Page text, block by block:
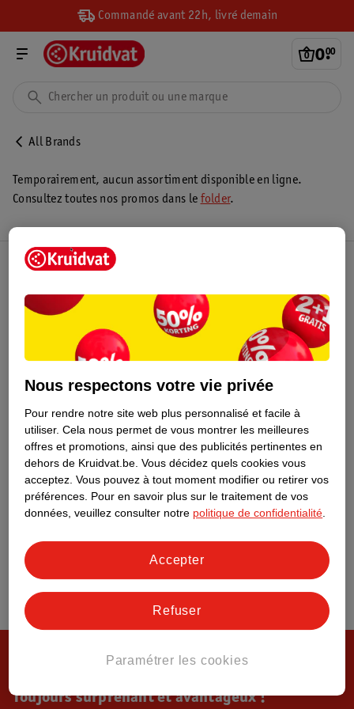
Commandé avant 22h, livré demain
0.
00
All Brands
Temporairement, aucun assortiment disponible en ligne.
Consultez toutes nos promos dans le folder.
Toujours surprenant et avantageux !
Nous respectons votre vie privée
Pour rendre notre site web plus personnalisé et facile à
utiliser. Cela nous permet de vous montrer les meilleures
offres et promotions, ainsi que des publicités pertinentes en
dehors de Kruidvat.be. Vous décidez quels cookies vous
acceptez. Vous pouvez à tout moment modifier ou retirer vos
préférences. Pour en savoir plus sur le traitement de vos
données, veuillez consulter notre politique de confidentialité
Paramétrer les cookies
Refuser
Accepter